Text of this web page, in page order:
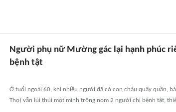
Người phụ nữ Mường gác lại hạnh phúc
bệnh tật
Ở tuổi ngoài 60, khi nhiều người đã có con cháu quây quần,
Thọ) vẫn lủi thủi một mình trông nom 2 người chị bệnh tật,